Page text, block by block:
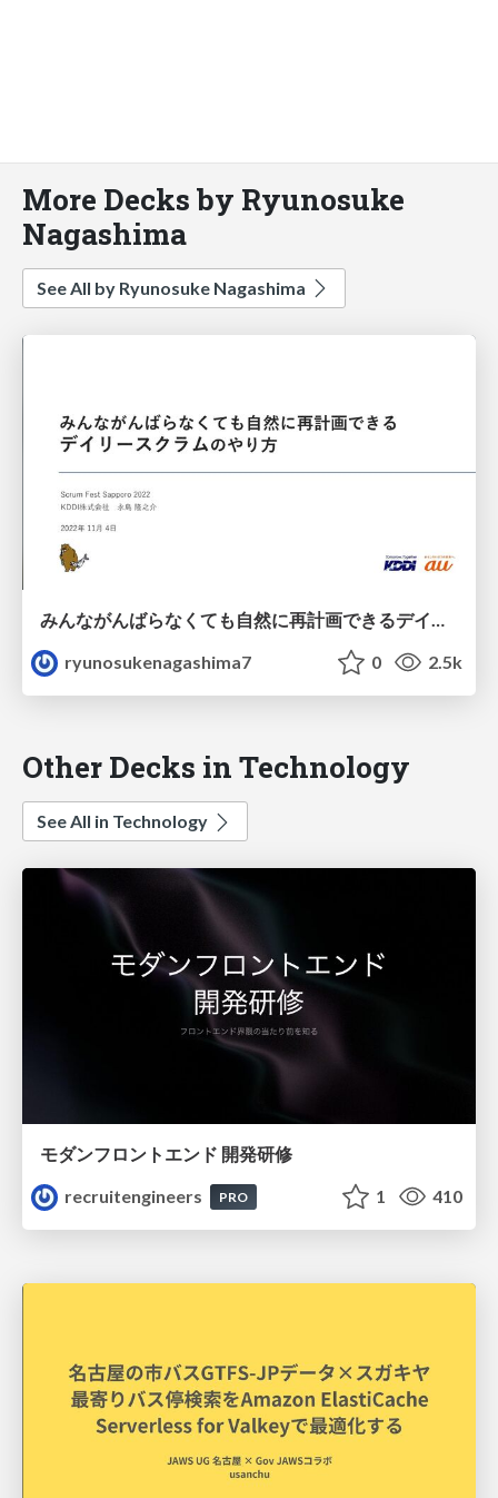
More Decks by Ryunosuke
Nagashima
See All by Ryunosuke Nagashima
みんながんばらなくても自然に再計画できるデイリースクラムのやり方
ryunosukenagashima7
0 2.5k
Other Decks in Technology
See All in Technology
モダンフロントエンド 開発研修
recruitengineers
PRO 1 410